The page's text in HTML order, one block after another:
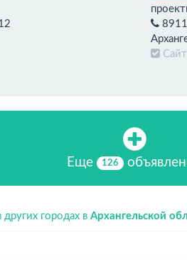
Еще 126
городах в Архангельской